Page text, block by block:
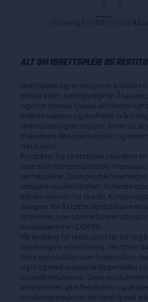
1
2
ALT OM IDRETTSPLEIE OG
Idrettspleie og restitusjon er kritiske
enhver atlets treningsregime. Å ta vare
og etter intense fysiske aktiviteter kan
mellom suksess og skuffelse. I vår
idrettspleie og restitusjon, finner du alt
maksimere dine prestasjoner og
restitusjon.
Produkter for idrettspleie inkluderer en
varer som kompresjonstøy,
varmepakker. Disse produktene hjelper
redusere muskeltretthet, forbedre
minske risikoen for skader.
designet for å støtte og stabilisere
aktiviteter, noe som reduserer
muskelsørenhet (DOMS).
Vår avdeling for restitusjon tar for seg
hente seg inn etter trening. Her finner du
rekreasjonsutstyr som foam rollers,
og til og med avanserte hjelpemidler
muskelstimulatorer. Disse produktene
lette smerter, øke fleksibilitet og
muskelreparasjon etter hardt fysisk